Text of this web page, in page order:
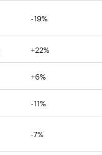
-19%
+22%
+6%
-11%
-7%